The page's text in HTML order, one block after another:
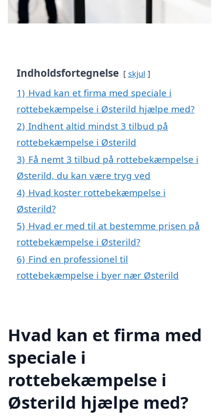
Indholdsfortegnelse skjul
1) Hvad kan et firma med speciale i
rottebekæmpelse i Østerild hjælpe med?
2) Indhent altid mindst 3 tilbud på
rottebekæmpelse i Østerild
3) Få nemt 3 tilbud på rottebekæmpelse i
Østerild, du kan være tryg ved
4) Hvad koster rottebekæmpelse i
Østerild?
5) Hvad er med til at bestemme prisen på
rottebekæmpelse i Østerild?
6) Find en professionel til
rottebekæmpelse i byer nær Østerild
Hvad kan et firma med
speciale i
rottebekæmpelse i
Østerild hjælpe med?